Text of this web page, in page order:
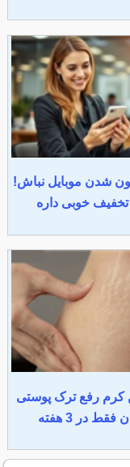
شدن موبایل نباش!
تخفیف خوبی داره
کرم رفع ترک پوستی
فقط در 3 هفته